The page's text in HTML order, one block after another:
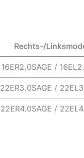
Rechts-/
16ER2.0SAGE /
22ER3.0SAGE /
22ER4.0SAGE /